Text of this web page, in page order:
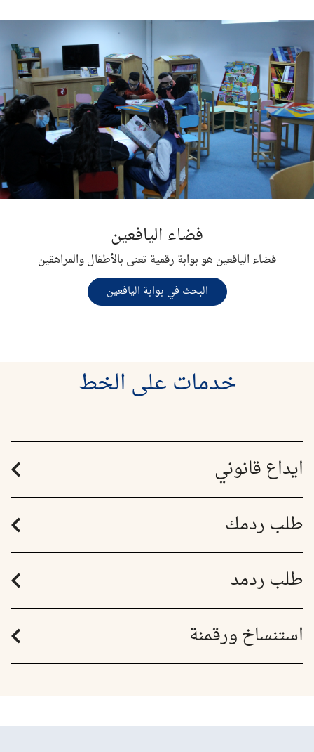
فضاء اليافعين
فضاء اليافعين هو بوابة رقمية تعنى بالأطفال والمراهقين
البحث في بوابة اليافعين
خدمات على الخط
ايداع قانوني
طلب ردمك
طلب ردمد
استنساخ ورقمنة